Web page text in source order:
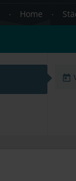
Home